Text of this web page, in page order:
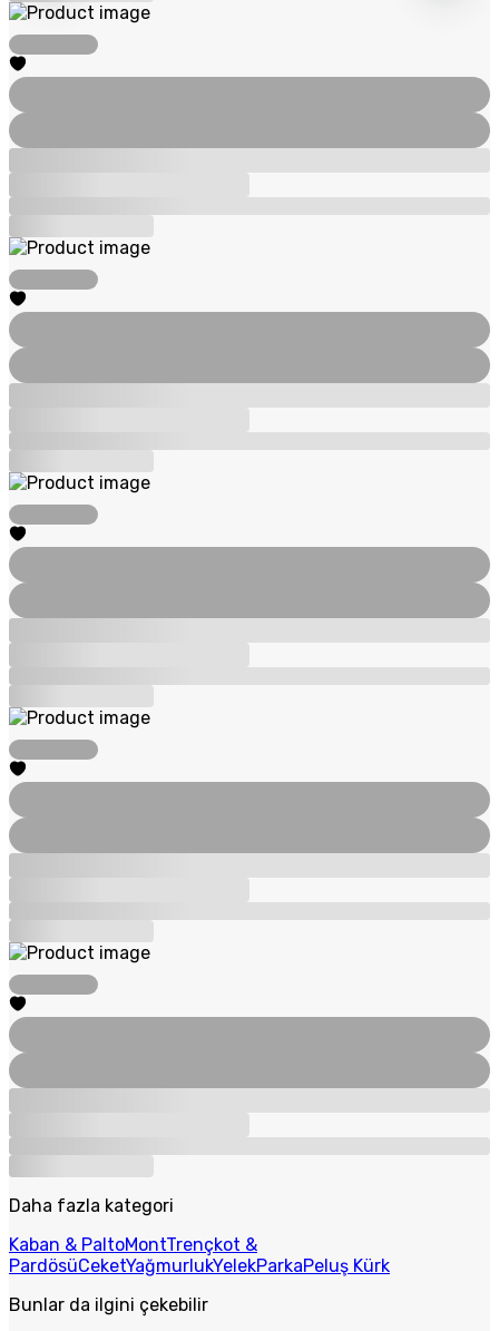
Daha fazla kategori
Kaban & PaltoMontTrençkot &
PardösüCeketYağmurlukYelekParkaPeluş Kürk
Bunlar da ilgini çekebilir